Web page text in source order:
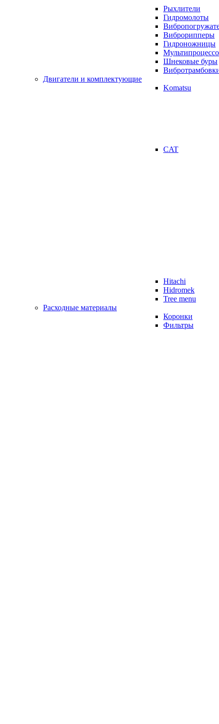
Рыхлители
Гидромолоты
Виброрипперы
Гидроножницы
Шнековые буры
Двигатели и комплектующие
Komatsu
CAT
Hitachi
Hidromek
Tree menu
Расходные материалы
Коронки
Фильтры